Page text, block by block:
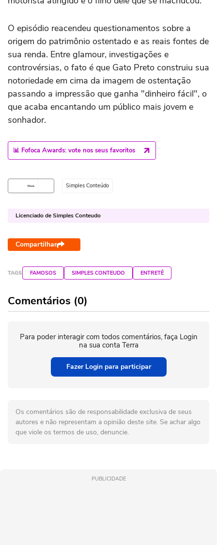
O episódio reacendeu questionamentos sobre a
origem do patrimônio ostentado e as reais fontes de
sua renda. Entre glamour, investigações e
controvérsias, o fato é que Gato Preto construiu sua
notoriedade em cima da imagem de ostentação
passando a impressão que ganha "dinheiro fácil", o
que acaba encantando um público mais jovem e
sonhador.
📊 Fofoca Awards: vote nos seus favoritos
Simples Conteúdo
Licenciado de Simples Conteudo
Compartilhar
TAGS FAMOSOS SIMPLES CONTEUDO ENTRETÊ
Comentários (0)
Para poder interagir com todos comentários, faça Login
na sua conta Terra
Fazer Login para participar
Os comentários são de responsabilidade exclusiva de seus
autores e não representam a opinião deste site. Se achar algo
que viole os termos de uso, denuncie.
PUBLICIDADE